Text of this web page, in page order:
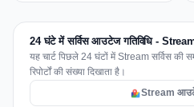
24 घंटे में सर्विस आउटेज गतिविधि -
यह चार्ट पिछले 24 घंटों में Stream सर्विस
रिपोर्टों की संख्या दिखाता है।
Stream